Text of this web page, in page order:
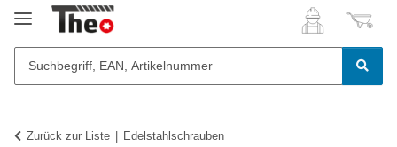
Zurück zur Liste Edelstahlschrauben